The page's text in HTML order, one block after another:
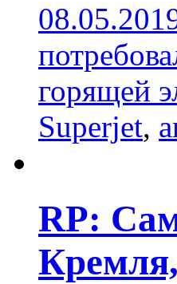
горящей
Superjet,
RP: